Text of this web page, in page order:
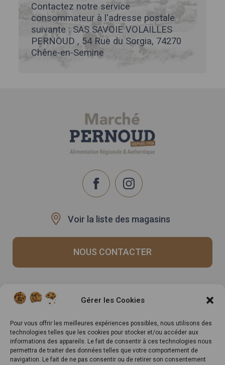
Gérer les Cookies
Pour vous offrir les meilleures expériences possibles, nous utilisons des
technologies telles que les cookies pour stocker et/ou accéder aux
informations des appareils. Le fait de consentir à ces technologies nous
permettra de traiter des données telles que votre comportement de
navigation. Le fait de ne pas consentir ou de retirer son consentement
Contactez notre service
consommateur à l'adresse postale
suivante : SAS SAVOIE VOLAILLES
PERNOUD , 54 Rue du Sorgia, 74270
Chêne-en-Semine
Voir la liste des magasins
NOUS CONTACTER
Recrutement
Rappels produits
Inscrivez-vous à notre
newsletter